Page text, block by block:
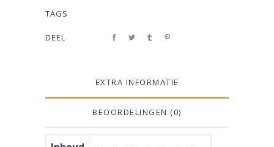
TAGS
DEEL
EXTRA INFORMATIE
BEOORDELINGEN (0)